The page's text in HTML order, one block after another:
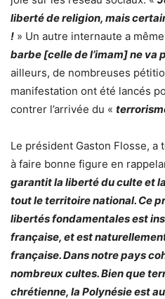
liberté de religion, mais
! » Un autre internaute a
barbe [celle de l’imam] ne va
ailleurs, de nombreuses
manifestation ont été lancés
contrer l’arrivée du «
Le président Gaston Flosse, a
à faire bonne figure en
garantit la liberté du culte et
tout le territoire national. Ce
libertés fondamentales est
française, et est
française. Dans notre pays
nombreux cultes. Bien que
chrétienne, la Polynésie est